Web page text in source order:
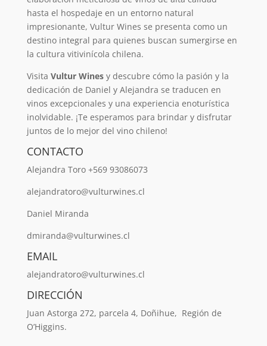
hasta el hospedaje en un entorno natural
impresionante, Vultur Wines se presenta como un
destino integral para quienes buscan sumergirse en
la cultura vitivinícola chilena.
Visita Vultur Winesy descubre cómo la pasión y la
dedicación de Daniel y Alejandra se traducen en
vinos excepcionales y una experiencia enoturística
inolvidable. ¡Te esperamos para brindar y disfrutar
juntos de lo mejor del vino chileno!
CONTACTO
Alejandra Toro +569 93086073
alejandratoro@vulturwines.cl
Daniel Miranda
dmiranda@vulturwines.cl
EMAIL
alejandratoro@vulturwines.cl
DIRECCIÓN
Juan Astorga 272, parcela 4, Doñihue, Región de
O’Higgins.